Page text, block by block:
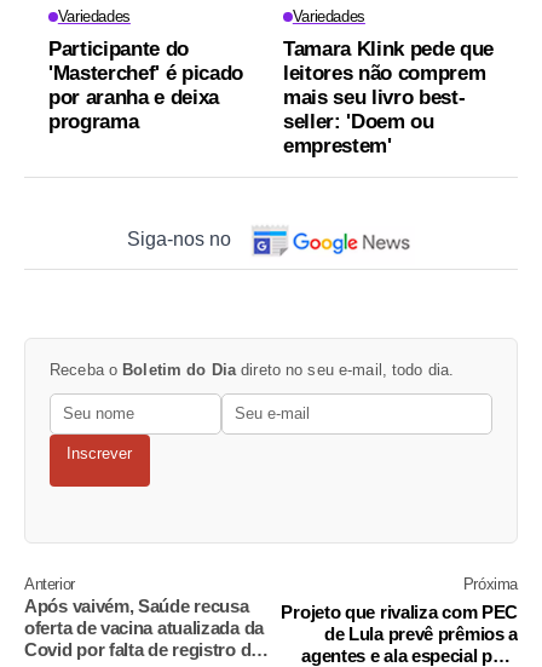
Variedades
Participante do
'Masterchef' é picado
por aranha e deixa
programa
Variedades
Tamara Klink pede que
leitores não comprem
mais seu livro best-
seller: 'Doem ou
emprestem'
Siga-nos no
Receba o Boletim do Diadireto no seu e-mail, todo dia.
Inscrever
Anterior
Após vaivém, Saúde recusa
oferta de vacina atualizada da
Covid por falta de registro da
Próxima
Projeto que rivaliza com PEC
de Lula prevê prêmios a
agentes e ala especial para